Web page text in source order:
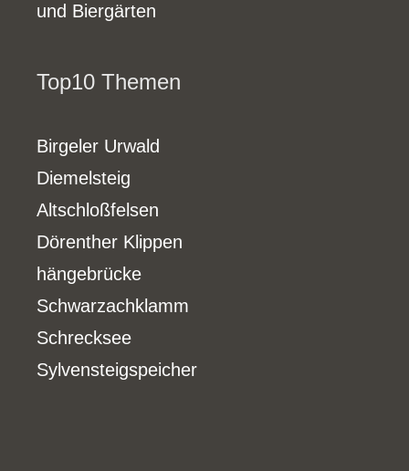
und Biergärten
Top10 Themen
Birgeler Urwald
Diemelsteig
Altschloßfelsen
Dörenther Klippen
hängebrücke
Schwarzachklamm
Schrecksee
Sylvensteigspeicher